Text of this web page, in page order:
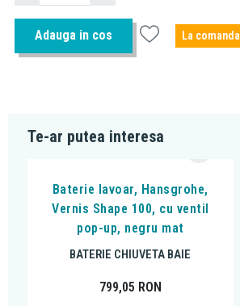
Adauga in cos La comanda
Te-ar putea interesa
Baterie lavoar, Hansgrohe,
Vernis Shape 100, cu ventil
pop-up, negru mat
BATERIE CHIUVETA BAIE
799,05 RON